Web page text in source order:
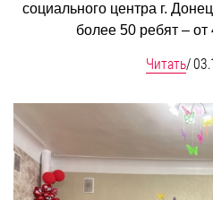
социального центра г.
более 50 ребят –
Читать/